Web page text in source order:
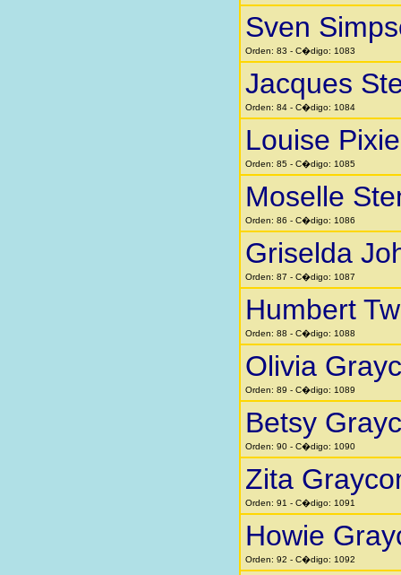
Sven
Orden: 83 - C�digo: 1083
Jacques
Orden: 84 - C�digo: 1084
Louise
Orden: 85 - C�digo: 1085
Moselle
Orden: 86 - C�digo: 1086
Griselda
Orden: 87 - C�digo: 1087
Humbert
Orden: 88 - C�digo: 1088
Olivia
Orden: 89 - C�digo: 1089
Betsy
Orden: 90 - C�digo: 1090
Zita
Orden: 91 - C�digo: 1091
Howie
Orden: 92 - C�digo: 1092